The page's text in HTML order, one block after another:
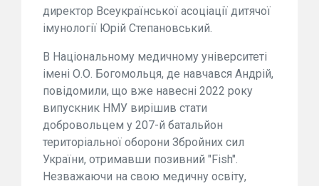
директор Всеукраїнської асоціації дитячої
імунології Юрій Степановський.
В Національному медичному університеті
імені О.О. Богомольця, де навчався Андрій,
повідомили, що вже навесні 2022 року
випускник НМУ вирішив стати
добровольцем у 207-й батальйон
територіальної оборони Збройних сил
України, отримавши позивний "Fish".
Незважаючи на свою медичну освіту,